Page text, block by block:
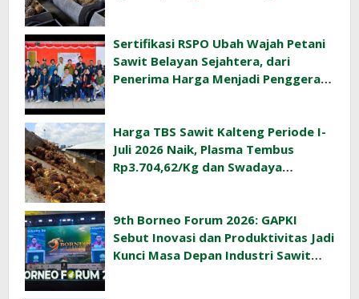
Sertifikasi RSPO Ubah Wajah Petani
Sawit Belayan Sejahtera, dari
Penerima Harga Menjadi Penggerak
Harga TBS Sawit Kalteng Periode I-
Juli 2026 Naik, Plasma Tembus
Rp3.704,62/Kg dan Swadaya
9th Borneo Forum 2026: GAPKI
Sebut Inovasi dan Produktivitas Jadi
Kunci Masa Depan Industri Sawit